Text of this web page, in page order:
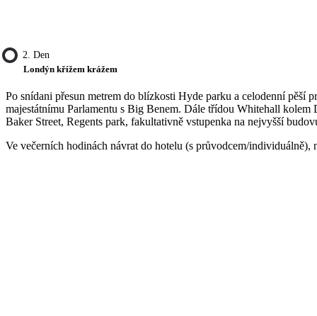
2. Den
Londýn křížem krážem
Po snídani přesun metrem do blízkosti Hyde parku a celodenní pěší
majestátnímu Parlamentu s Big Benem. Dále třídou Whitehall
Baker Street, Regents park, fakultativně vstupenka na nejvyšší
Ve večerních hodinách návrat do hotelu (s průvodcem/individuálně),